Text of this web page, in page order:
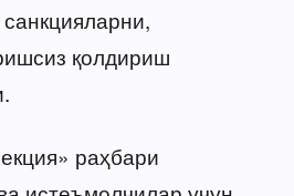
қолдириш
раҳбари